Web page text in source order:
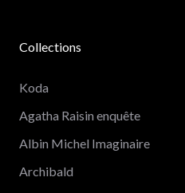
Collections
Koda
Agatha Raisin enquête
Albin Michel Imaginaire
Archibald